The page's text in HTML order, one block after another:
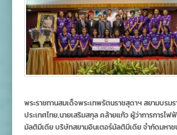
พระราชทานสมเด็จพระเทพรัตนราชสุดาฯ สยามบรม
ประเทศไทย,นายเสริมสกุล คล้ายแก้ว ผู้ว่าการการ
มัลติมีเดีย บริษัทสยามอินเตอร์มัลติมีเดีย จำกัดมหา